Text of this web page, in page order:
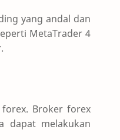
yang andal dan
MetaTrader 4
forex. Broker forex
dapat melakukan